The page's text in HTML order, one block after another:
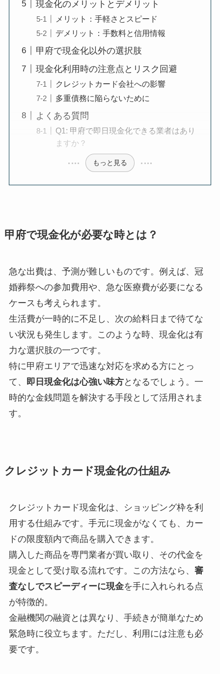
現金化のメリットとデメリット
メリット：手軽さとスピード
デメリット：手数料と信用情報
甲府で現金化以外の選択肢
現金化利用時の注意点とリスク回避
クレジットカード会社への影響
多重債務に陥らないために
よくある質問
Q1: 甲府で即日現金化できる業者はあり
ますか？
もっと見る
甲府で現金化が必要な時とは？
急な出費は、予測が難しいものです。例えば、冠
婚葬祭への参加費用や、急な医療費が必要になる
ケースも考えられます。
生活費が一時的に不足し、次の給料日まで待てな
い状況も発生します。このような時、現金化は有
力な選択肢の一つです。
特に甲府エリアで迅速な対応を求める方にとっ
て、 即日現金化は心強い味方となるでしょう。一
時的な金銭問題を解決する手段として活用されま
す。
クレジットカード現金化の仕組み
クレジットカード現金化は、ショッピング枠を利
用する仕組みです。手元に現金がなくても、カー
ドの限度額内で商品を購入できます。
購入した商品を専門業者が買い取り、その代金を
現金として受け取る流れです。この方法なら、 審
査なしでスピーディーに現金を手に入れられる点
が特徴的。
金融機関の融資とは異なり、手続きが簡単なため
緊急時に役立ちます。ただし、利用には注意も必
要です。